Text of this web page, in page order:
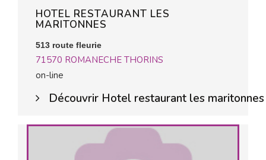
HOTEL RESTAURANT LES
MARITONNES
513 route fleurie
71570 ROMANECHE THORINS
on-line
Découvrir Hotel restaurant les maritonnes